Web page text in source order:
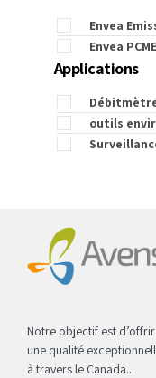
Envea
Envea
Applications
outils
Notre objectif est
une qualité
à travers le Canada..